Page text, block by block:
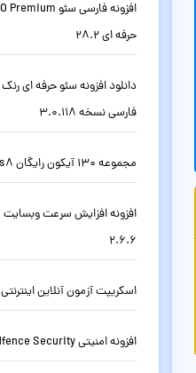
حرفه ای 28.2
فارسی نسخه 3.0.118
مجموعه 130 آیکون رایگان Icons8 به صورت SVG
2.6.6
اسکریپت آزمون آنلاین اینترنتی ProQuiz نسخه 2.0.2
افزونه امنیتی Wordfence Security وردپرس نسخه 8.1.4